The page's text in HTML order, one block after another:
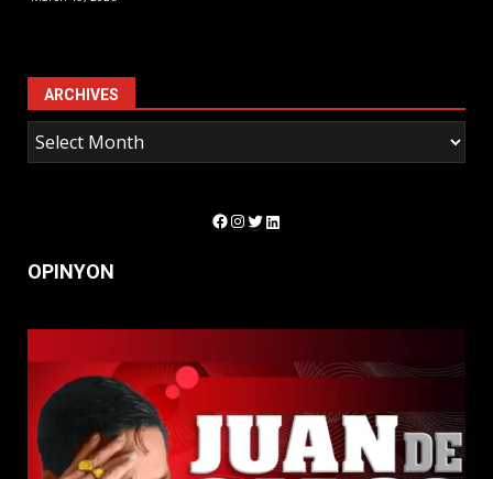
ARCHIVES
Facebook
Instagram
Twitter
LinkedIn
OPINYON